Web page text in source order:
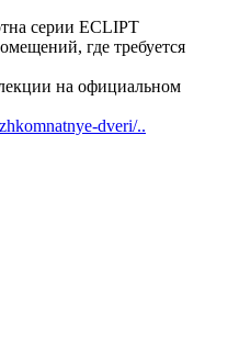
серии ECLIPT
где требуется
на официальном
dveri/..